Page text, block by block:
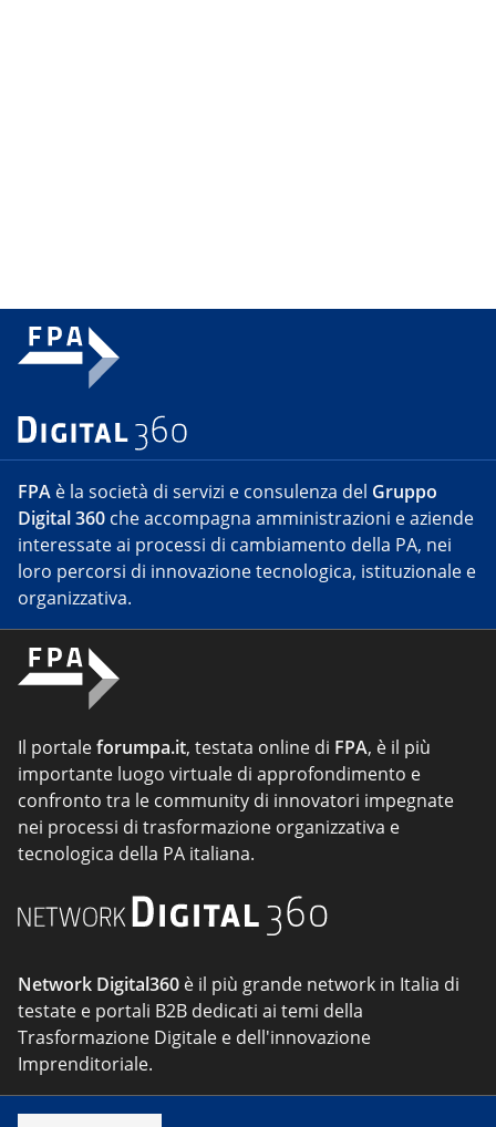
FPA è la società di servizi e consulenza del Gruppo
Digital 360 che accompagna amministrazioni e aziende
interessate ai processi di cambiamento della PA, nei
loro percorsi di innovazione tecnologica, istituzionale e
organizzativa.
Il portaleforumpa.it, testata online di FPA, è il più
importante luogo virtuale di approfondimento e
confronto tra le community di innovatori impegnate
nei processi di trasformazione organizzativa e
tecnologica della PA italiana.
Network Digital360 è il più grande network in Italia di
testate e portali B2B dedicati ai temi della
Trasformazione Digitale e dell'innovazione
Imprenditoriale.